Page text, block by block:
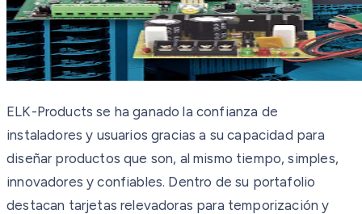
ELK-Products se ha ganado la confianza de
instaladores y usuarios gracias a su capacidad para
diseñar productos que son, al mismo tiempo, simples,
innovadores y confiables. Dentro de su portafolio
destacan tarjetas relevadoras para temporización y